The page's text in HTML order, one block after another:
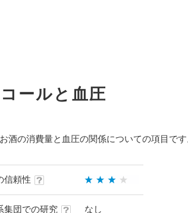
ールと血圧
酒の消費量と血圧の関係についての項目です
信頼性
集団での研究 なし